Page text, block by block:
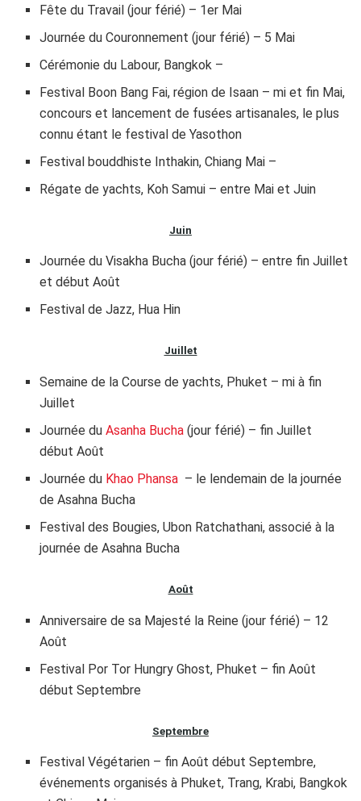
Fête du Travail (jour férié) – 1er Mai
Journée du Couronnement (jour férié) – 5 Mai
Cérémonie du Labour, Bangkok –
Festival Boon Bang Fai, région de Isaan – mi et fin Mai,
concours et lancement de fusées artisanales, le plus
connu étant le festival de Yasothon
Festival bouddhiste Inthakin, Chiang Mai –
Régate de yachts, Koh Samui – entre Mai et Juin
Juin
Journée du Visakha Bucha (jour férié) – entre fin Juillet
et début Août
Festival de Jazz, Hua Hin
Juillet
Semaine de la Course de yachts, Phuket – mi à fin
Juillet
Journée duAsanha Bucha (jour férié) – fin Juillet
début Août
Journée du Khao Phansa – le lendemain de la journée
de Asahna Bucha
Festival des Bougies, Ubon Ratchathani, associé à la
journée de Asahna Bucha
Août
Anniversaire de sa Majesté la Reine (jour férié) – 12
Août
Festival Por Tor Hungry Ghost, Phuket – fin Août
début Septembre
Septembre
Festival Végétarien – fin Août début Septembre,
événements organisés à Phuket, Trang, Krabi, Bangkok